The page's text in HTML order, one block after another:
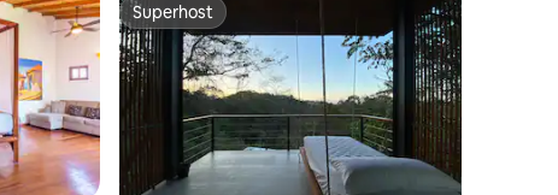
Superhost
Superhost